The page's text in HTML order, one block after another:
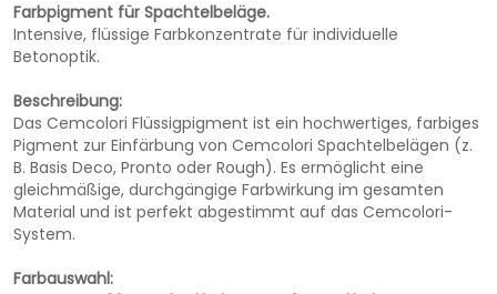
Farbpigment für Spachtelbeläge.
Intensive, flüssige Farbkonzentrate für individuelle
Betonoptik.
Beschreibung:
Das Cemcolori Flüssigpigment ist ein hochwertiges, farbiges
Pigment zur Einfärbung von Cemcolori Spachtelbelägen (z.
B. Basis Deco, Pronto oder Rough). Es ermöglicht eine
gleichmäßige, durchgängige Farbwirkung im gesamten
Material und ist perfekt abgestimmt auf das Cemcolori-
System.
Farbauswahl: